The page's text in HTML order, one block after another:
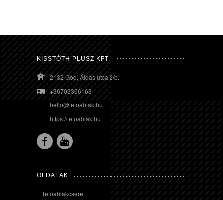
KISSTÓTH PLUSZ KFT.
2132 Göd, Áldás utca 2/b.
+36703366163
hello@tetoablak.hu
https://tetoablak.hu
OLDALAK
Tetőablakcsere